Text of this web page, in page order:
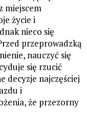
miejscem
życie i
nieco się
przeprowadzką
nauczyć się
się rzucić
decyzje najczęściej
i
że przezorny